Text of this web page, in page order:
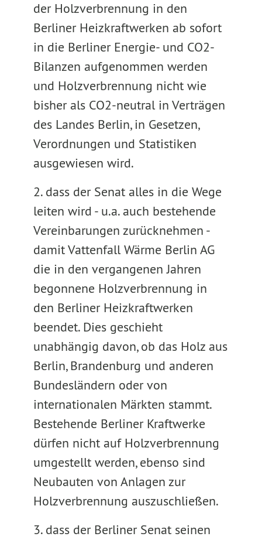
der Holzverbrennung in den
Berliner Heizkraftwerken ab sofort
in die Berliner Energie- und CO2-
Bilanzen aufgenommen werden
und Holzverbrennung nicht wie
bisher als CO2-neutral in Verträgen
des Landes Berlin, in Gesetzen,
Verordnungen und Statistiken
ausgewiesen wird.
2. dass der Senat alles in die Wege
leiten wird - u.a. auch bestehende
Vereinbarungen zurücknehmen -
damit Vattenfall Wärme Berlin AG
die in den vergangenen Jahren
begonnene Holzverbrennung in
den Berliner Heizkraftwerken
beendet. Dies geschieht
unabhängig davon, ob das Holz aus
Berlin, Brandenburg und anderen
Bundesländern oder von
internationalen Märkten stammt.
Bestehende Berliner Kraftwerke
dürfen nicht auf Holzverbrennung
umgestellt werden, ebenso sind
Neubauten von Anlagen zur
Holzverbrennung auszuschließen.
3. dass der Berliner Senat seinen